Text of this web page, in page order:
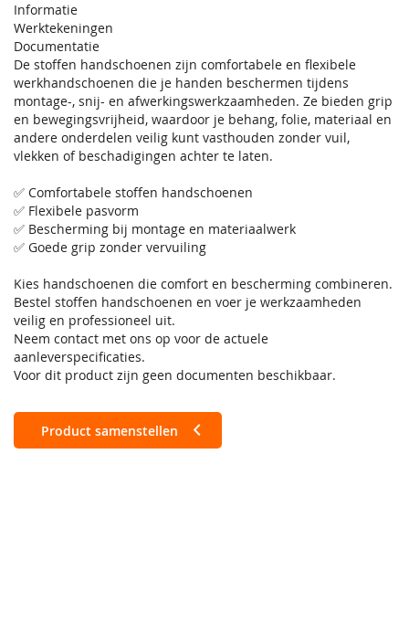
Informatie
Werktekeningen
Documentatie
De stoffen handschoenen zijn comfortabele en flexibele
werkhandschoenen die je handen beschermen tijdens
montage-, snij- en afwerkingswerkzaamheden. Ze bieden grip
en bewegingsvrijheid, waardoor je behang, folie, materiaal en
andere onderdelen veilig kunt vasthouden zonder vuil,
vlekken of beschadigingen achter te laten.
✅ Comfortabele stoffen handschoenen
✅ Flexibele pasvorm
✅ Bescherming bij montage en materiaalwerk
✅ Goede grip zonder vervuiling
Kies handschoenen die comfort en bescherming combineren.
Bestel stoffen handschoenen en voer je werkzaamheden
veilig en professioneel uit.
Neem contact met ons op voor de actuele
aanleverspecificaties.
Voor dit product zijn geen documenten beschikbaar.
Product samenstellen